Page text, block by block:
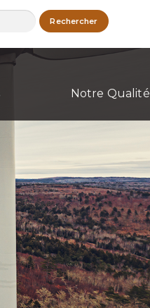
Notre Qualité